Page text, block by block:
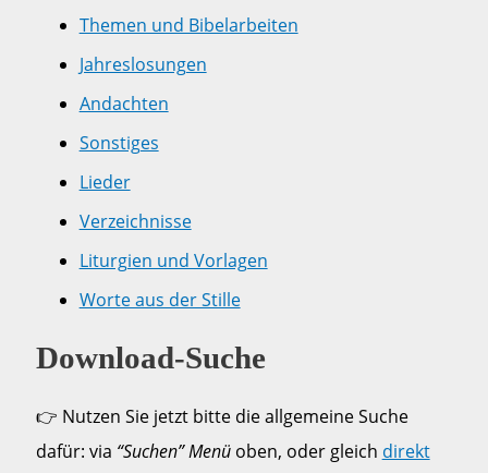
Themen und Bibelarbeiten
Jahreslosungen
Andachten
Sonstiges
Lieder
Verzeichnisse
Liturgien und Vorlagen
Worte aus der Stille
Download-Suche
👉 Nutzen Sie jetzt bitte die allgemeine Suche
dafür: via “Suchen” Menüoben, oder gleich direkt